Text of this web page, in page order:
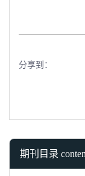
分享到：
期刊目录